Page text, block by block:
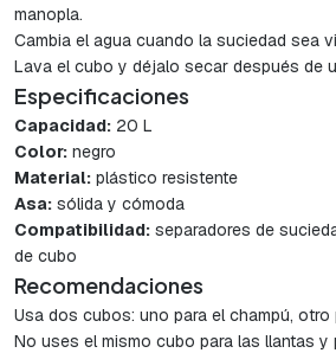
manopla.
Cambia el agua cuando la suciedad sea
Lava el cubo y déjalo secar después de
Especificaciones
Capacidad: 20 L
Color: negro
Material: plástico resistente
Asa: sólida y cómoda
Compatibilidad: separadores de
de cubo
Recomendaciones
Usa dos cubos: uno para el champú, otro
No uses el mismo cubo para las llantas y